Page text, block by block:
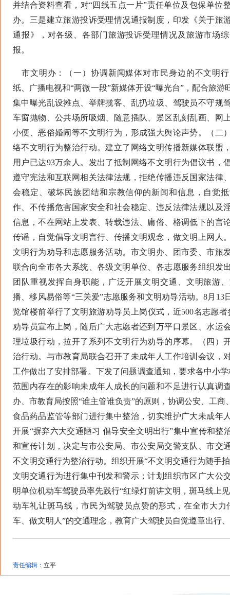
并结合资料查看，对“四线五点一片”责任单位及包保单位
办。三是建立旅游投诉受理情况通报制度，印发《关于旅
通报》，对各级、各部门旅游投诉受理情况及旅游市场
报。
市文明办：（一）协调新闻媒体对市民身边的不文明
纸、广播电视和“两微一段”新媒体开设“曝光台”，配合旅游
集中曝光乱设摊点、举牌揽客、乱扔垃圾、驾驶员不守规
车窗抛物、公共场所吸烟、随意插队、景区乱刻乱画、网
小便、恶俗婚闹等不文明行为，形成强大舆论声势。（二
络不文明行为整治行动。建立了网络文明传播新媒体联盟
用户已达93万余人。发出了抵制网络不文明行为倡议书，
遵守宪法和互联网相关法律法规，拒绝传播违反国家法律
会稳定、破坏民族团结和宗教信仰的新闻和信息，自觉
作、不传播危害国家安全和社会稳定、违反法律法规以及
信息，不在网站上发表、转载违法、庸俗、格调低下的言
传谣，自觉倡导文明言行、传播文明观念，做文明上网人
文明行为劝导和志愿服务活动。市文明办、团市委、市旅
联合向全市各大系统、各级文明单位、各志愿服务组织发
团队重视发挥自身职能，广泛开展文明交通、文明旅游
播、移风易俗等“三关爱”志愿服务和文明劝导活动。8月13
览馆楼前举行了文明旅游劝导员上岗仪式，近500名志愿
劝导员宣布上岗，随后广大志愿者还到万平口景区、水运
理垃圾行动，拉开了系列不文明行为劝导的序幕。（四）
治行动。与市教育局联合召开了未成年人工作培训会议，
工作做出了安排部署。下发了问题调查通知，要求各中小
范围内存在的影响未成年人成长的问题和不足进行认真调
办、市教育局按照“谁主管谁负责”的原则，协调公安、工商
食品药品监管等部门进行集中整治，切实维护广大未成年
开展“摒弃六大交通陋习 倡导安全文明出行”集中宣传和整
和宣传计划，决定与市公安局、市公安局交警支队、市交
不文明交通行为整治行动。组织开展“不文明交通行为随手
文明交通行为进行集中刊发和警示；计划组织市区广大公
明单位机动车驾驶员率先践行“红绿灯前讲文明，斑马线上
动车礼让斑马线，市民为驾驶员点赞的形式，在全市大力
车、做文明人”的交通理念，教育广大驾驶员自觉遵章出行
责任编辑： 立平